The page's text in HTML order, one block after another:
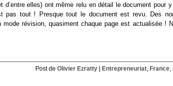
elles) ont même relu en détail le document pour
pas tout ! Presque tout le document est revu. Des
révision, quasiment chaque page est actualisée !
Post de Olivier Ezratty| Entrepreneuriat, France,